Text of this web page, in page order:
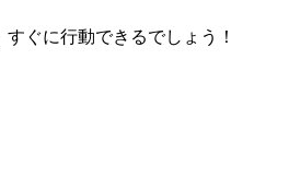
ぐに行動できるでしょう！